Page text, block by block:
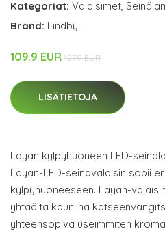
Kategoriat: Valaisimet,
Brand: Lindby
109.9 EUR 127.9 EUR
LISÄTIETOJA
Layan kylpyhuoneen LED-
Layan-LED-seinävalaisin sopii
kylpyhuoneeseen. Layan-
yhtäältä kauniina
yhteensopiva useimmiten